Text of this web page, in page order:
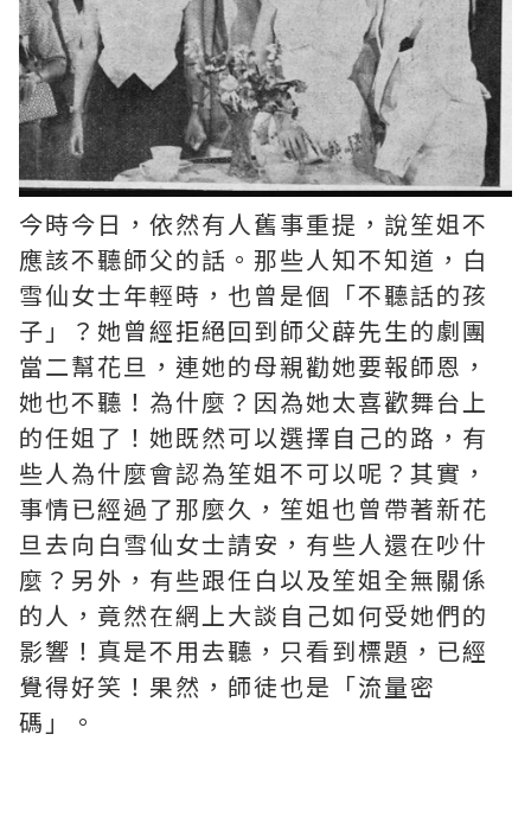
今時今日，依然有人舊事重提，說笙姐不
應該不聽師父的話。那些人知不知道，白
雪仙女士年輕時，也曾是個「不聽話的孩
子」？她曾經拒絕回到師父薜先生的劇團
當二幫花旦，連她的母親勸她要報師恩，
她也不聽！為什麼？因為她太喜歡舞台上
的任姐了！她既然可以選擇自己的路，有
些人為什麼會認為笙姐不可以呢？其實，
事情已經過了那麼久，笙姐也曾帶著新花
旦去向白雪仙女士請安，有些人還在吵什
麼？另外，有些跟任白以及笙姐全無關係
的人，竟然在網上大談自己如何受她們的
影響！真是不用去聽，只看到標題，已經
覺得好笑！果然，師徒也是「流量密
碼」。